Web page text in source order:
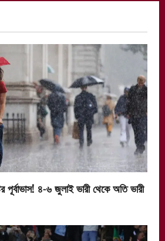
পূর্বাভাস! ৪-৬ জুলাই ভারী থেকে অতি ভারী